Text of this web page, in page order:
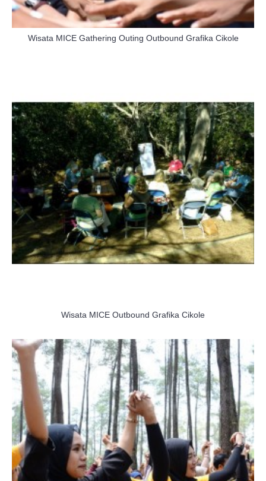
Wisata MICE Gathering Outing Outbound Grafika Cikole
Wisata MICE Outbound Grafika Cikole